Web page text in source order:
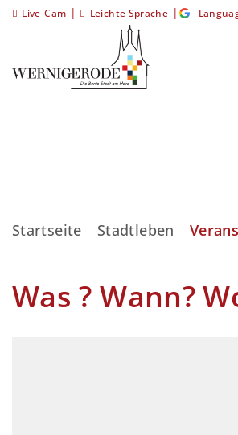
Live-Cam | Leichte Sprache |
Startseite Stadtleben
Was ? Wann?